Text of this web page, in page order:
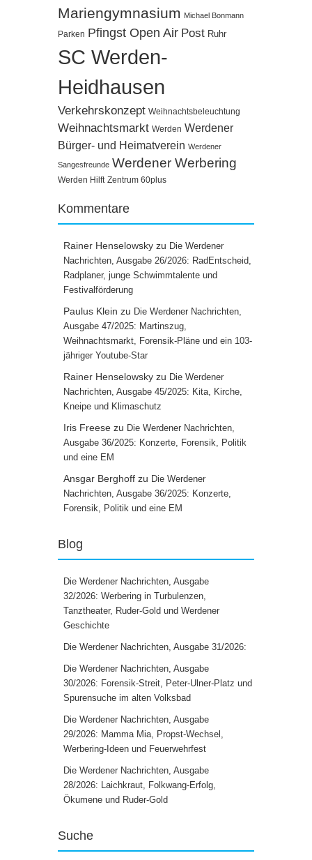
Mariengymnasium Michael Bonmann
Parken Pfingst Open Air Post Ruhr
SC Werden-
Heidhausen
Verkehrskonzept Weihnachtsbeleuchtung
Weihnachtsmarkt Werden Werdener
Bürger- und Heimatverein Werdener
Sangesfreunde Werdener Werbering
Werden Hilft Zentrum 60plus
Kommentare
Rainer Henselowsky zu Die Werdener
Nachrichten, Ausgabe 26/2026: RadEntscheid,
Radplaner, junge Schwimmtalente und
Festivalförderung
Paulus Klein zu Die Werdener Nachrichten,
Ausgabe 47/2025: Martinszug,
Weihnachtsmarkt, Forensik-Pläne und ein 103-
jähriger Youtube-Star
Rainer Henselowsky zu Die Werdener
Nachrichten, Ausgabe 45/2025: Kita, Kirche,
Kneipe und Klimaschutz
Iris Freese zu Die Werdener Nachrichten,
Ausgabe 36/2025: Konzerte, Forensik, Politik
und eine EM
Ansgar Berghoff zu Die Werdener
Nachrichten, Ausgabe 36/2025: Konzerte,
Forensik, Politik und eine EM
Blog
Die Werdener Nachrichten, Ausgabe
32/2026: Werbering in Turbulenzen,
Tanztheater, Ruder-Gold und Werdener
Geschichte
Die Werdener Nachrichten, Ausgabe 31/2026:
Die Werdener Nachrichten, Ausgabe
30/2026: Forensik-Streit, Peter-Ulner-Platz und
Spurensuche im alten Volksbad
Die Werdener Nachrichten, Ausgabe
29/2026: Mamma Mia, Propst-Wechsel,
Werbering-Ideen und Feuerwehrfest
Die Werdener Nachrichten, Ausgabe
28/2026: Laichkraut, Folkwang-Erfolg,
Ökumene und Ruder-Gold
Suche